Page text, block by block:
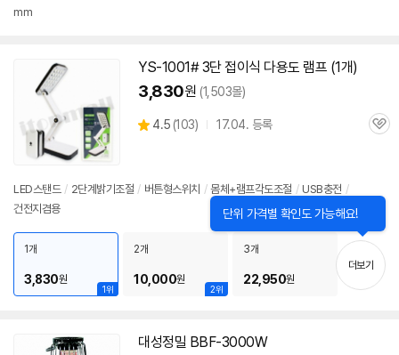
mm
YS-1001# 3단 접이식 다용도 램프 (1개)
3,830원 (1,503몰)
별
4.5 (상
뷰
103) 17.04. 등록
관
LED스탠드 / 2단계밝기조절 / 버튼형스위치 / 몸체+램프각도조절 / USB충전 /
건전지겸용
1위
1개
3,830원
2위
2개
10,000원
3개
22,950원
더보기
대성정밀 BBF-3000W